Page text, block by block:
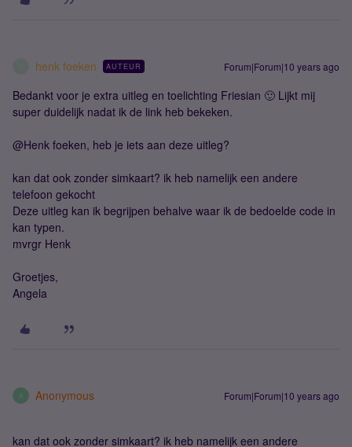
henk foeken AUTEUR Forum|Forum|10 years ago
Bedankt voor je extra uitleg en toelichting Friesian 🙂 Lijkt mij
super duidelijk nadat ik de link heb bekeken.
@Henk foeken, heb je iets aan deze uitleg?
kan dat ook zonder simkaart? ik heb namelijk een andere
telefoon gekocht
Deze uitleg kan ik begrijpen behalve waar ik de bedoelde code in
kan typen.
mvrgr Henk
Groetjes,
Angela
A Anonymous Forum|Forum|10 years ago
kan dat ook zonder simkaart? ik heb namelijk een andere